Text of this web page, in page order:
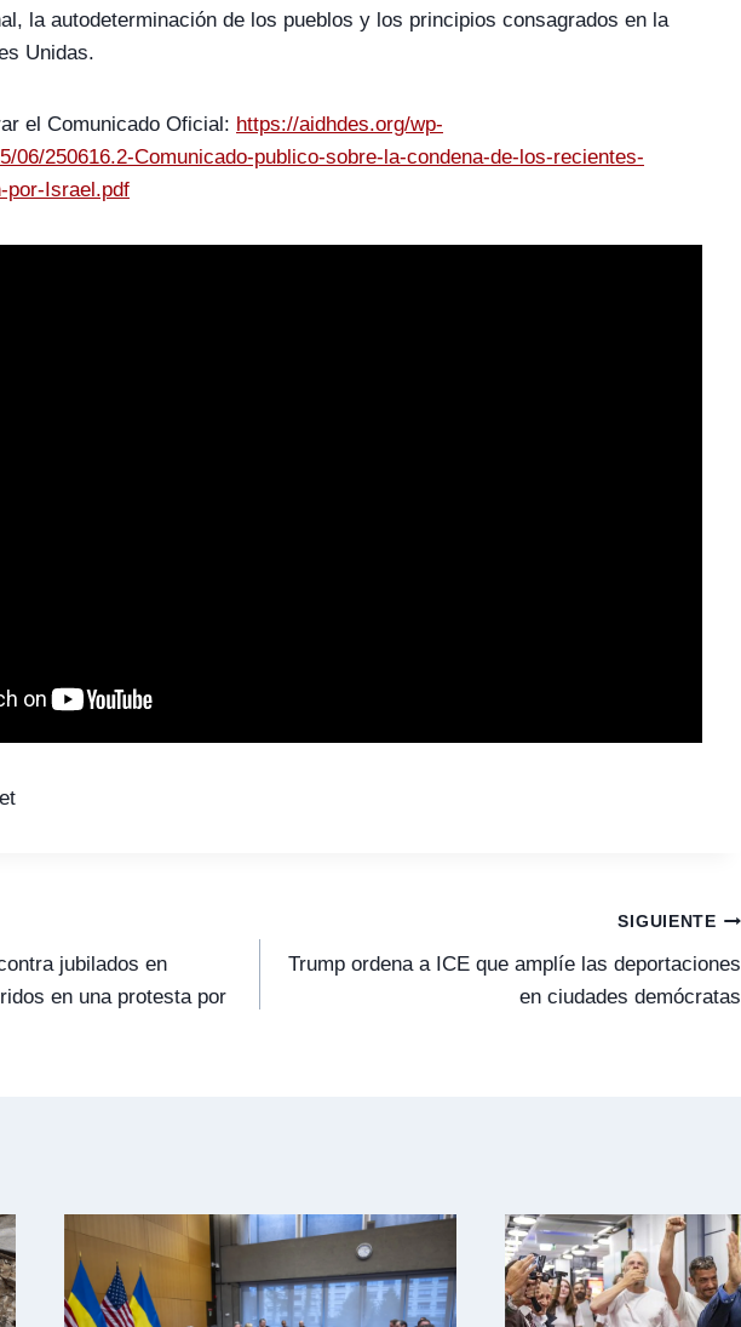
la autodeterminación de los pueblos y los principios consagrados en la
Unidas.
el Comunicado Oficial: https://aidhdes.org/wp-
06/250616.2-Comunicado-publico-sobre-la-condena-de-los-recientes-
por-Israel.pdf
jubilados en
en una protesta por
SIGUIENTE
Trump ordena a ICE que amplíe las deportaciones
en ciudades demócratas